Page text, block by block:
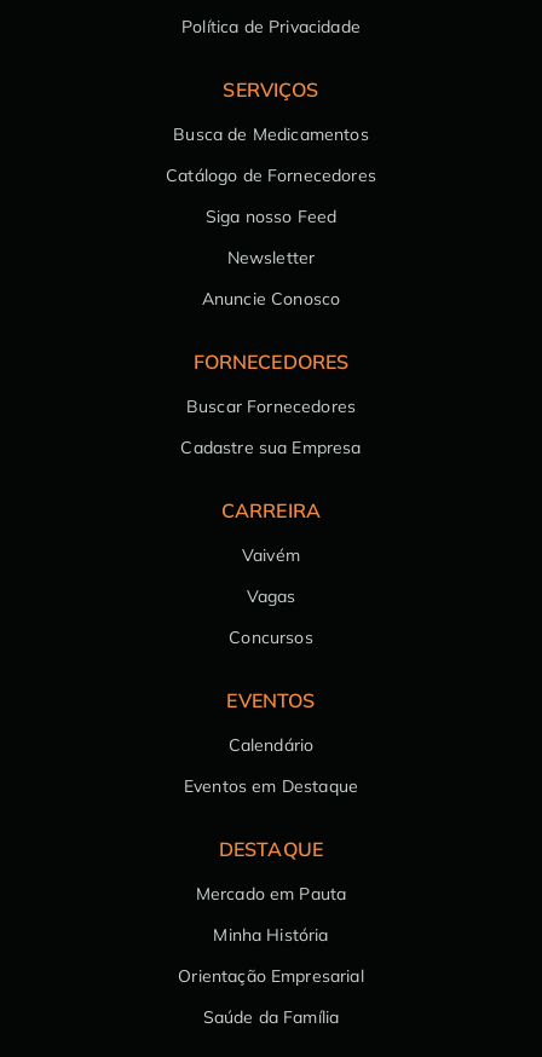
Política de Privacidade
SERVIÇOS
Busca de Medicamentos
Catálogo de Fornecedores
Siga nosso Feed
Newsletter
Anuncie Conosco
FORNECEDORES
Buscar Fornecedores
Cadastre sua Empresa
CARREIRA
Vaivém
Vagas
Concursos
EVENTOS
Calendário
Eventos em Destaque
DESTAQUE
Mercado em Pauta
Minha História
Orientação Empresarial
Saúde da Família